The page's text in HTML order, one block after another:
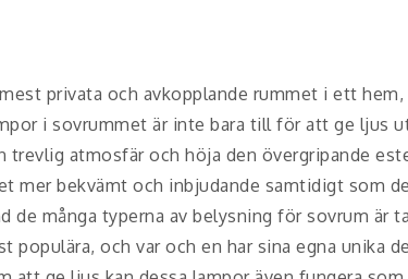
privata och avkopplande rummet i ett
i sovrummet är inte bara till för att ge ljus
trevlig atmosfär och höja den övergripande
mer bekvämt och inbjudande samtidigt som
de många typerna av belysning för sovrum är
populära, och var och en har sina egna unika